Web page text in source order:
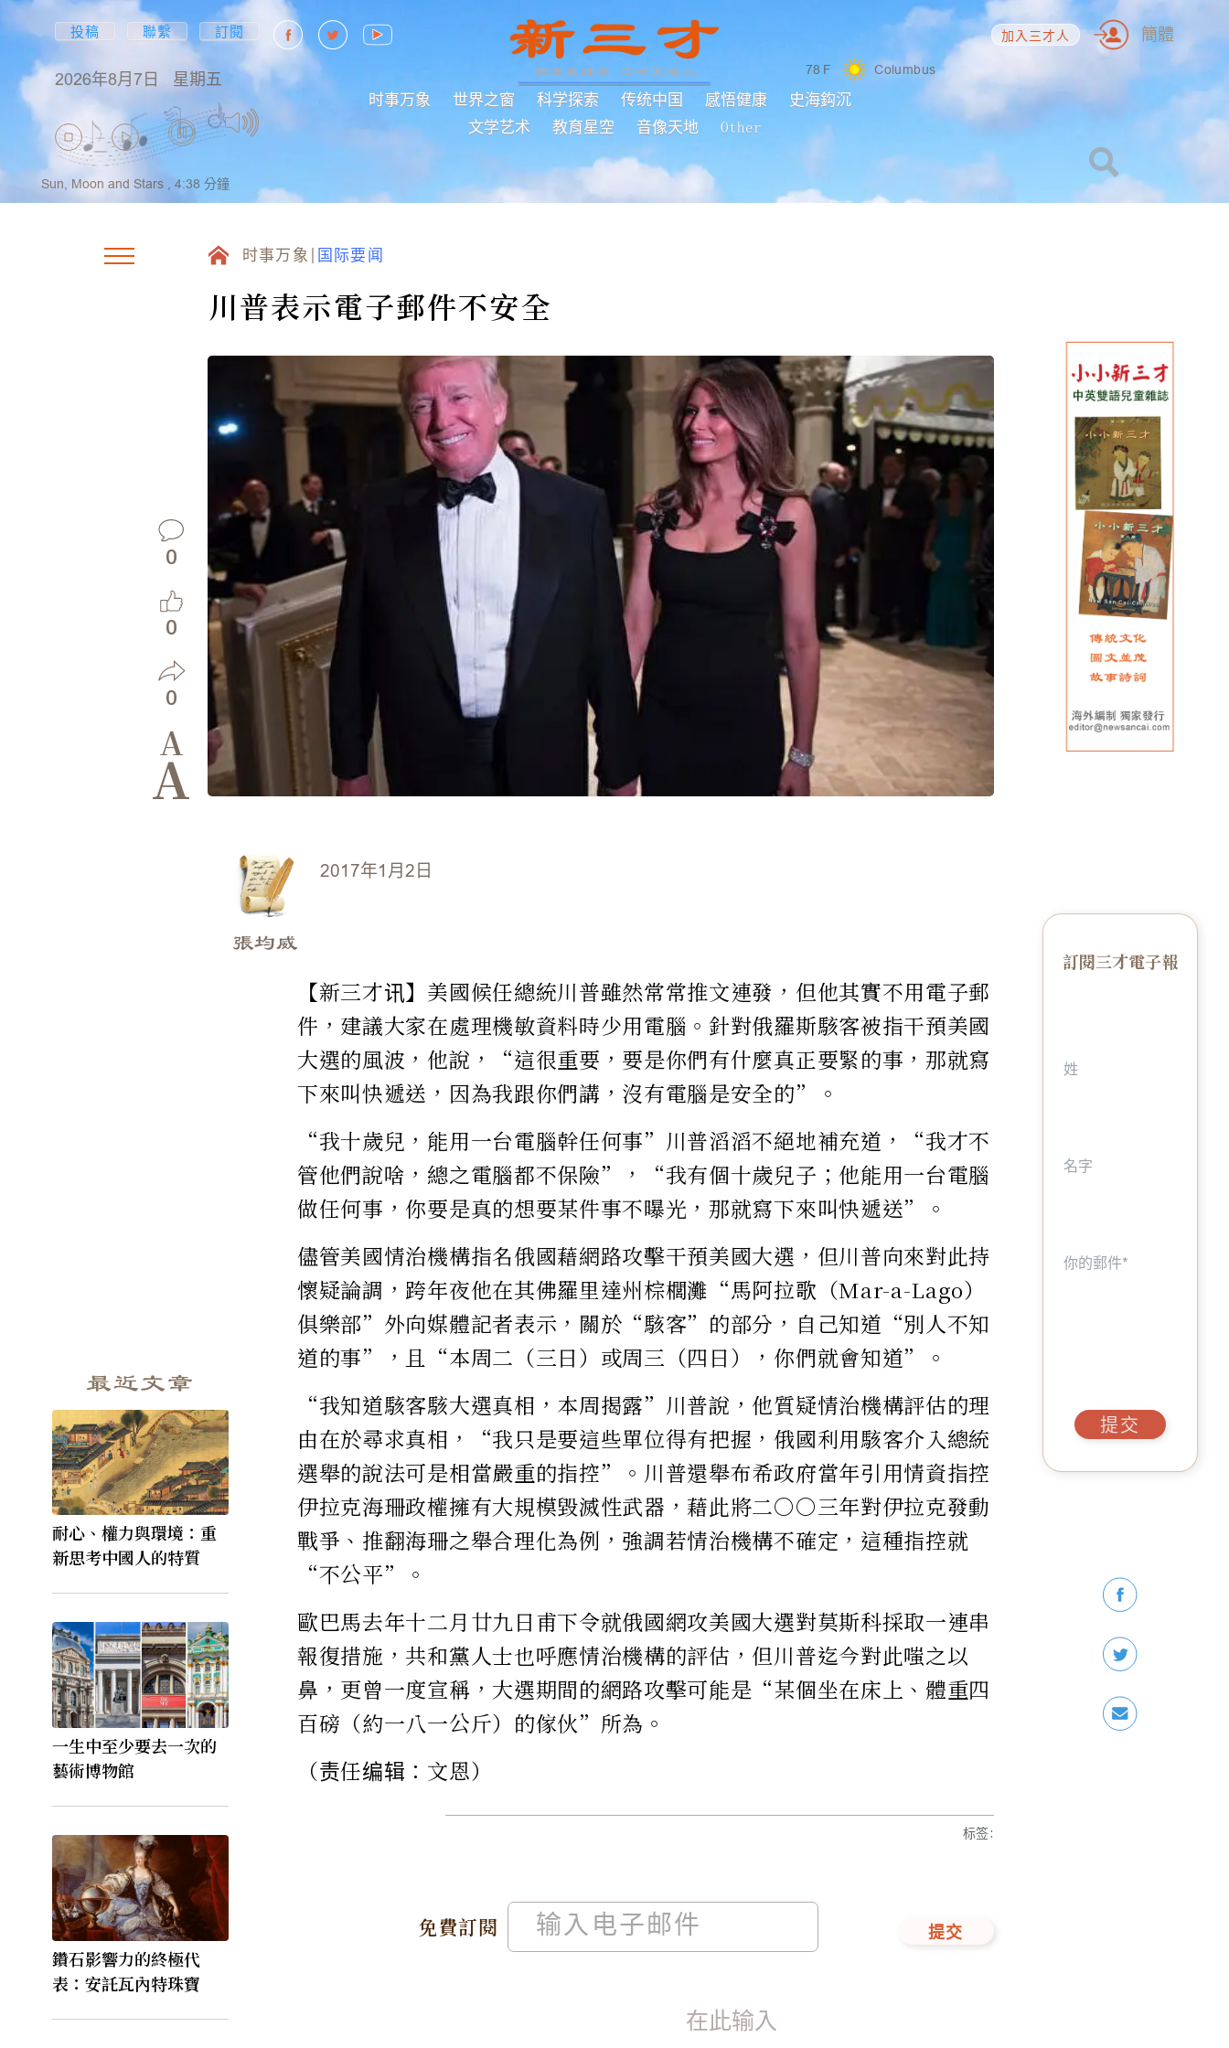
投稿 聯繫 訂閱
2026年8月7日 星期五 78 F Columbus
时事万象 世界之窗 科学探索 传统中国 感悟健康
史海鈎沉
文学艺术
教育星空 音像天地 Other
加入三才人 簡體
Sun, Moon and Stars , 4:38 分鐘
时事万象 国际要闻
川普表示電子郵件不安全
0
0
0
A
A
最近文章
耐心、權力與環境：重
新思考中國人的特質
一生中至少要去一次的
藝術博物館
鑽石影響力的終極代
表：安託瓦內特珠寶
2017年1月2日
張均威
【新三才讯】美國候任總統川普雖然常常推文連發，但他其實不用電子郵
件，建議大家在處理機敏資料時少用電腦。針對俄羅斯駭客被指干預美國
大選的風波，他說，“這很重要，要是你們有什麼真正要緊的事，那就寫
下來叫快遞送，因為我跟你們講，沒有電腦是安全的”。
“我十歲兒，能用一台電腦幹任何事”川普滔滔不絕地補充道，“我才不
管他們說啥，總之電腦都不保險”，“我有個十歲兒子；他能用一台電腦
做任何事，你要是真的想要某件事不曝光，那就寫下來叫快遞送”。
儘管美國情治機構指名俄國藉網路攻擊干預美國大選，但川普向來對此持
懷疑論調，跨年夜他在其佛羅里達州棕櫚灘“馬阿拉歌（Mar-a-Lago）
俱樂部”外向媒體記者表示，關於“駭客”的部分，自己知道“別人不知
道的事”，且“本周二（三日）或周三（四日），你們就會知道”。
“我知道駭客駭大選真相，本周揭露”川普說，他質疑情治機構評估的理
由在於尋求真相，“我只是要這些單位得有把握，俄國利用駭客介入總統
選舉的說法可是相當嚴重的指控”。川普還舉布希政府當年引用情資指控
伊拉克海珊政權擁有大規模毀滅性武器，藉此將二○○三年對伊拉克發動
戰爭、推翻海珊之舉合理化為例，強調若情治機構不確定，這種指控就
“不公平”。
歐巴馬去年十二月廿九日甫下令就俄國網攻美國大選對莫斯科採取一連串
報復措施，共和黨人士也呼應情治機構的評估，但川普迄今對此嗤之以
鼻，更曾一度宣稱，大選期間的網路攻擊可能是“某個坐在床上、體重四
百磅（約一八一公斤）的傢伙”所為。
（责任编辑：文恩）
免費訂閱 提交
标签:
訂閱三才電子報
提交